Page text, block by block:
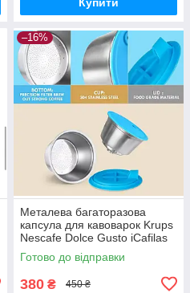
–16%
Металева багаторазова
капсула для кавоварок Krups
Nescafe Dolce Gusto iCafilas
CCBLDG01
Готово до відправки
380 ₴ 450 ₴